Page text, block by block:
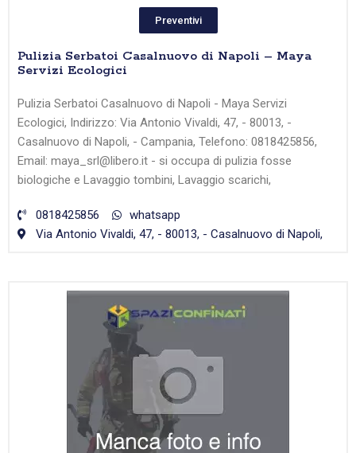
Preventivi
Pulizia Serbatoi Casalnuovo di Napoli – Maya
Servizi Ecologici
Pulizia Serbatoi Casalnuovo di Napoli - Maya Servizi
Ecologici, Indirizzo: Via Antonio Vivaldi, 47, - 80013, -
Casalnuovo di Napoli, - Campania, Telefono: 0818425856,
Email: maya_srl@libero.it - si occupa di pulizia fosse
biologiche e Lavaggio tombini, Lavaggio scarichi,
0818425856
whatsapp
Via Antonio Vivaldi, 47, - 80013, - Casalnuovo di Napoli,